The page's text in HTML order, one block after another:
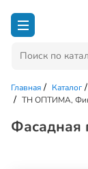
Главная Каталог
ТН ОПТИМА,
Фасадная